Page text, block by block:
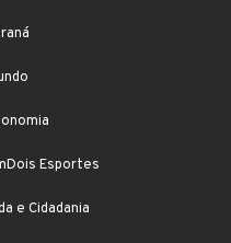
Esportes
e Cidadania